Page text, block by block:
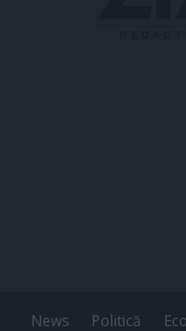
News Politică